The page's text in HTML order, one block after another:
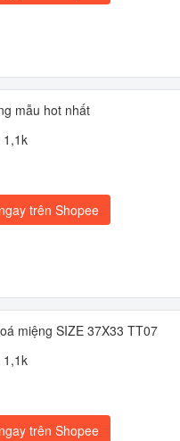
mẫu hot nhất
1,1k
trên Shopee
miệng SIZE 37X33 TT07
1,1k
trên Shopee